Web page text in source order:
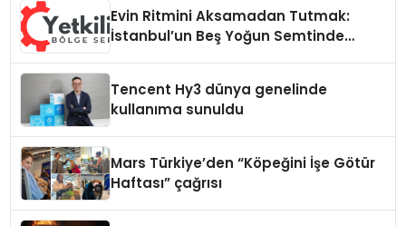
Evin Ritmini Aksamadan Tutmak:
İstanbul’un Beş Yoğun Semtinde
Tencent Hy3 dünya genelinde
kullanıma sunuldu
Mars Türkiye’den “Köpeğini İşe Götür
Haftası” çağrısı